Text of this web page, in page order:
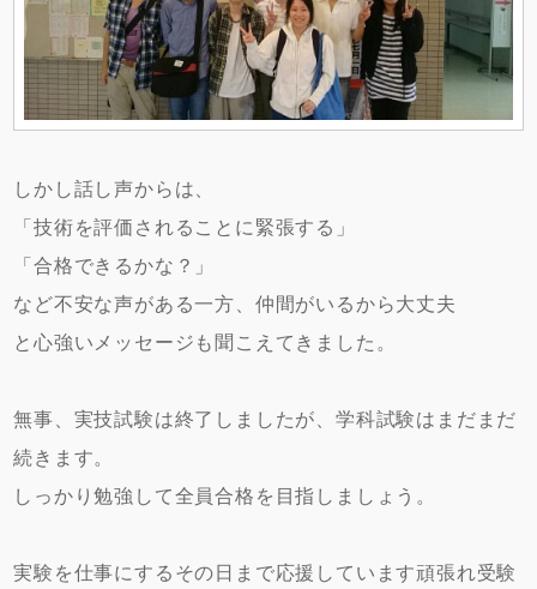
しかし話し声からは、
「技術を評価されることに緊張する」
「合格できるかな？」
など不安な声がある一方、仲間がいるから大丈夫
と心強いメッセージも聞こえてきました。
無事、実技試験は終了しましたが、学科試験はまだまだ
続きます。
しっかり勉強して全員合格を目指しましょう。
実験を仕事にするその日まで応援しています頑張れ受験